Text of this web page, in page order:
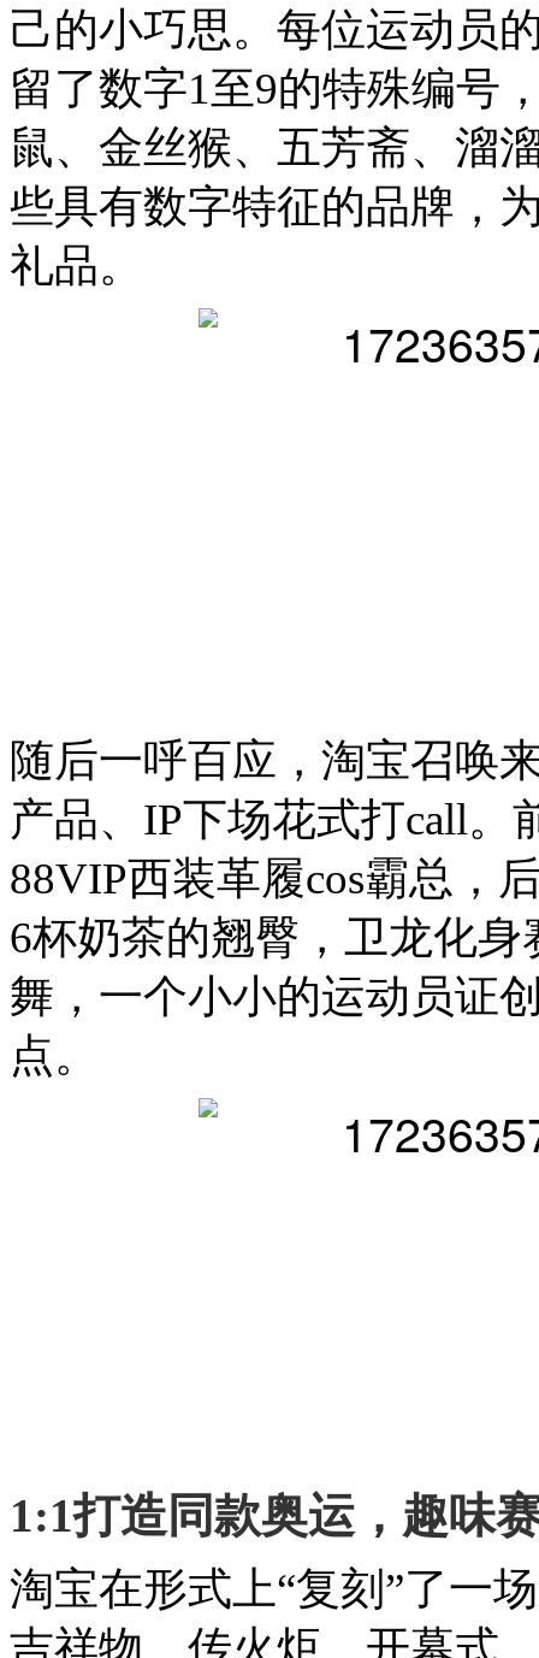
己的小巧思。每位运动员
留了数字1至9的特殊编号
鼠、金丝猴、五芳斋、溜
些具有数字特征的品牌，
礼品。
随后一呼百应，淘宝召唤
产品、IP下场花式打call。
88VIP西装革履cos霸总，
6杯奶茶的翘臀，卫龙化
舞，一个小小的运动员证
点。
1:1打造同款奥运，趣味
淘宝在形式上“复刻”了一
吉祥物、传火炬、开幕式